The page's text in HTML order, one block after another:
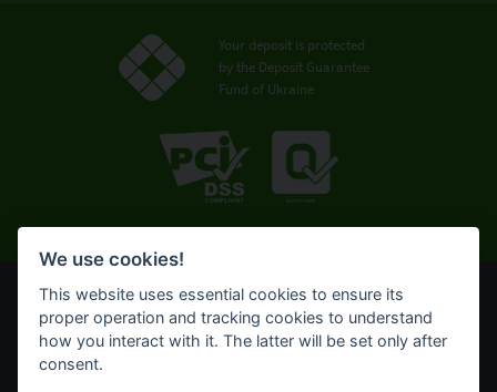
Your deposit is protected
by the Deposit Guarantee
Fund of Ukraine
© OTP Bank, 2008-2026. All rights reserved.
NBU license № 191 from 05.10.2011
We use cookies!
This website uses essential cookies to ensure its
proper operation and tracking cookies to understand
how you interact with it. The latter will be set only after
consent.